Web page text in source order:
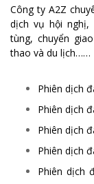
Công ty A2Z
dịch vụ hội nghị,
tùng, chuyển
thao và du lịch……
Phiên dịch
Phiên dịch
Phiên dịch
Phiên dịch
Phiên dịch